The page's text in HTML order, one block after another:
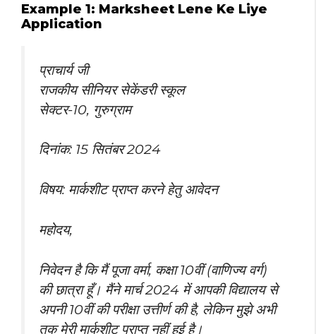
Example 1: Marksheet Lene Ke Liye
Application
प्राचार्य जी
राजकीय सीनियर सेकेंडरी स्कूल
सेक्टर-10, गुरुग्राम
दिनांक: 15 सितंबर 2024
विषय: मार्कशीट प्राप्त करने हेतु आवेदन
महोदय,
निवेदन है कि मैं पूजा वर्मा, कक्षा 10वीं (वाणिज्य वर्ग)
की छात्रा हूँ। मैंने मार्च 2024 में आपकी विद्यालय से
अपनी 10वीं की परीक्षा उत्तीर्ण की है, लेकिन मुझे अभी
तक मेरी मार्कशीट प्राप्त नहीं हुई है।